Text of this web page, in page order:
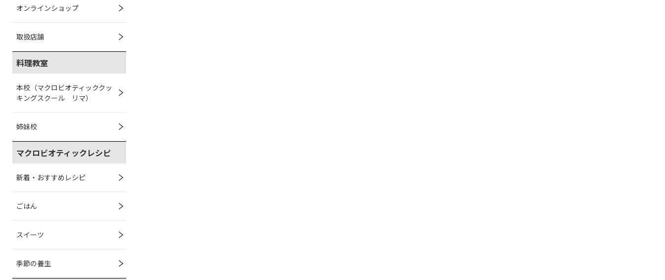
オンラインショップ
取扱店舗
料理教室
本校（マクロビオティッククッ
キングスクール リマ）
姉妹校
マクロビオティックレシピ
新着・おすすめレシピ
ごはん
スイーツ
季節の養生